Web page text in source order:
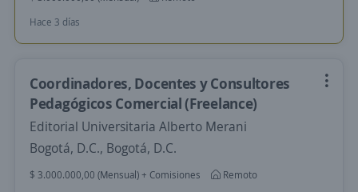
Hace 3 días
Coordinadores, Docentes y Consultores
Pedagógicos Comercial (Freelance)
Editorial Universitaria Alberto Merani
Bogotá, D.C., Bogotá, D.C.
$ 3.000.000,00 (Mensual) + Comisiones
Remoto